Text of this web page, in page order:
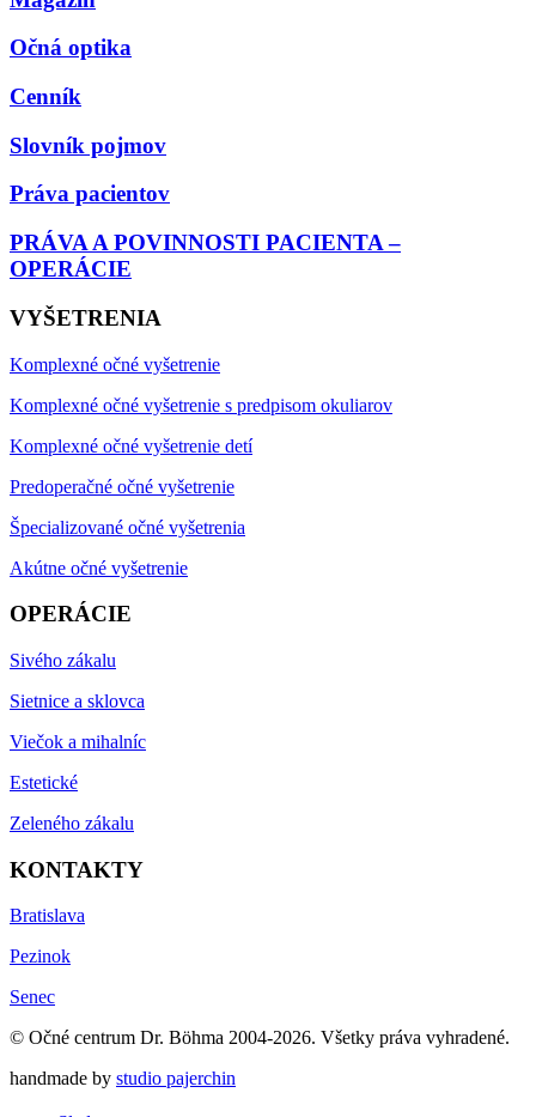
Očná optika
Cenník
Slovník pojmov
Práva pacientov
PRÁVA A POVINNOSTI PACIENTA –
OPERÁCIE
VYŠETRENIA
Komplexné očné vyšetrenie
Komplexné očné vyšetrenie s predpisom okuliarov
Komplexné očné vyšetrenie detí
Predoperačné očné vyšetrenie
Špecializované očné vyšetrenia
Akútne očné vyšetrenie
OPERÁCIE
Sivého zákalu
Sietnice a sklovca
Viečok a mihalníc
Estetické
Zeleného zákalu
KONTAKTY
Bratislava
Pezinok
Senec
© Očné centrum Dr. Böhma 2004-2026. Všetky práva vyhradené.
handmade by studio pajerchin